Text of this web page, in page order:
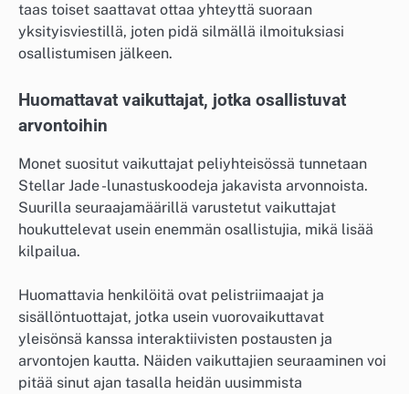
taas toiset saattavat ottaa yhteyttä suoraan
yksityisviestillä, joten pidä silmällä ilmoituksiasi
osallistumisen jälkeen.
Huomattavat vaikuttajat, jotka osallistuvat
arvontoihin
Monet suositut vaikuttajat peliyhteisössä tunnetaan
Stellar Jade -lunastuskoodeja jakavista arvonnoista.
Suurilla seuraajamäärillä varustetut vaikuttajat
houkuttelevat usein enemmän osallistujia, mikä lisää
kilpailua.
Huomattavia henkilöitä ovat pelistriimaajat ja
sisällöntuottajat, jotka usein vuorovaikuttavat
yleisönsä kanssa interaktiivisten postausten ja
arvontojen kautta. Näiden vaikuttajien seuraaminen voi
pitää sinut ajan tasalla heidän uusimmista